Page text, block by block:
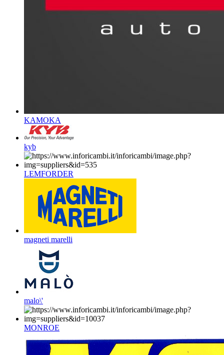
KAMOKA
kyb
LEMFORDER
magneti marelli
malo\'
MONROE